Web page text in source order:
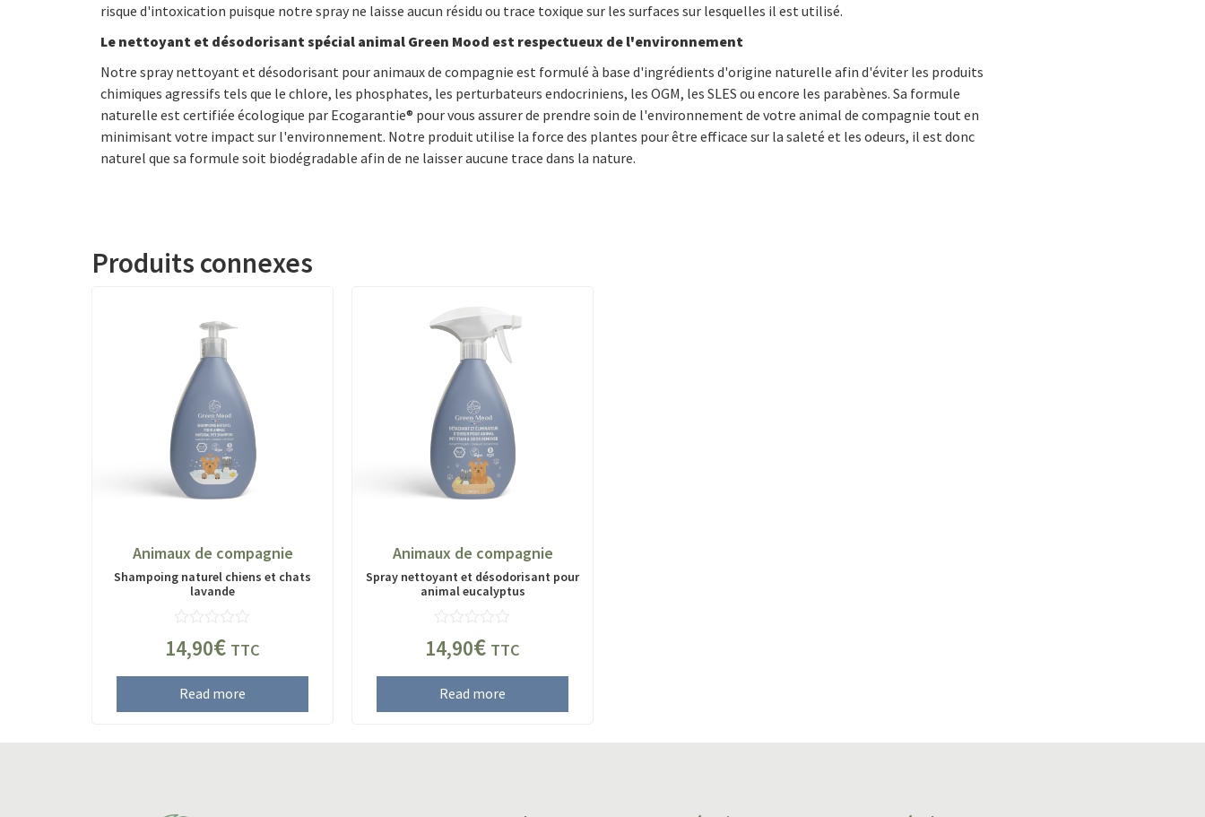
risque d'intoxication puisque notre spray ne laisse aucun résidu ou trace toxique sur les surfaces sur lesquelles il est utilisé.
Le nettoyant et désodorisant spécial animal Green Mood est respectueux de l'environnement
Notre spray nettoyant et désodorisant pour animaux de compagnie est formulé à base d'ingrédients d'origine naturelle afin d'éviter les produits
chimiques agressifs tels que le chlore, les phosphates, les perturbateurs endocriniens, les OGM, les SLES ou encore les parabènes. Sa formule
naturelle est certifiée écologique par Ecogarantie® pour vous assurer de prendre soin de l'environnement de votre animal de compagnie tout en
minimisant votre impact sur l'environnement. Notre produit utilise la force des plantes pour être efficace sur la saleté et les odeurs, il est donc
naturel que sa formule soit biodégradable afin de ne laisser aucune trace dans la nature.
Produits connexes
Animaux de compagnie
Shampoing naturel chiens et chats
lavande
14,90€ TTC
Read more
Rated
0
of
5
Animaux de compagnie
Spray nettoyant et désodorisant pour
animal eucalyptus
14,90€ TTC
Read more
Rated
0
of
5